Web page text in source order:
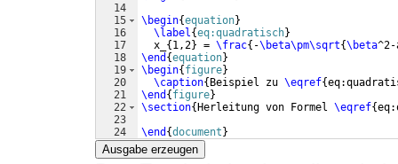
14
15
16
17
18
19
20
21
22
23
24
\begin{equation}
\label{eq:quadratisch}
  x_
{ 1,2} = \frac{ -\beta\pm\sqrt{\beta^2-
\end {equation}
\begin{ figure}
\caption{ Beispiel zu \eqref{
\end { figure}
\section{ Herleitung von Formel \eqref{
\end {document }
Ausgabe erzeugen